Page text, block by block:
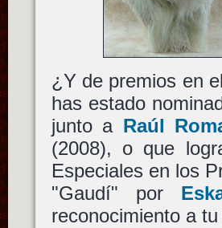
¿Y de premios en
has estado
junto a Raúl
(2008), o que
Especiales en los
"Gaudí" por
reconocimiento a